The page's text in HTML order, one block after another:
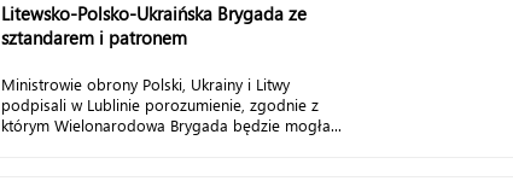
Litewsko-Polsko-Ukraińska Brygada ze
sztandarem i patronem
Ministrowie obrony Polski, Ukrainy i Litwy
podpisali w Lublinie porozumienie, zgodnie z
którym Wielonarodowa Brygada będzie mogła...